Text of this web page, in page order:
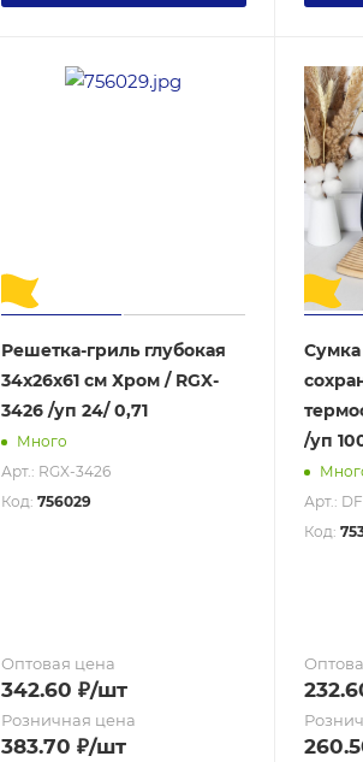
Решетка-гриль глубокая
34х26х61 см Хром / RGX-
3426 /уп 24/ 0,71
Много
Арт.: RGX-3426
Код: 756029
Оптовая цена
342.60 ₽/шт
Розничная цена
383.70 ₽/шт
/уп
Арт.:
Код: